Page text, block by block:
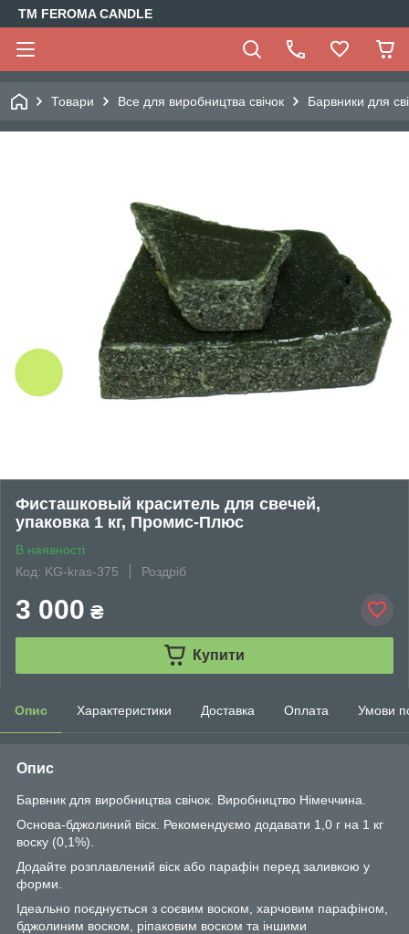
TM FEROMA CANDLE
Товари Все для виробництва свічок Барвники для
Фисташковый краситель для свечей,
упаковка 1 кг, Промис-Плюс
В наявності
Код: KG-kras-375
Роздріб
3 000 ₴
Купити
Опис Характеристики Доставка Оплата Умови
Опис
Барвник для виробництва свічок. Виробництво Німеччина.
Основа-бджолиний віск. Рекомендуємо додавати 1,0 г на 1 кг
воску (0,1%).
Додайте розплавлений віск або парафін перед заливкою у
форми.
Ідеально поєднується з соєвим воском, харчовим парафіном,
бджолиним воском, ріпаковим воском та іншими